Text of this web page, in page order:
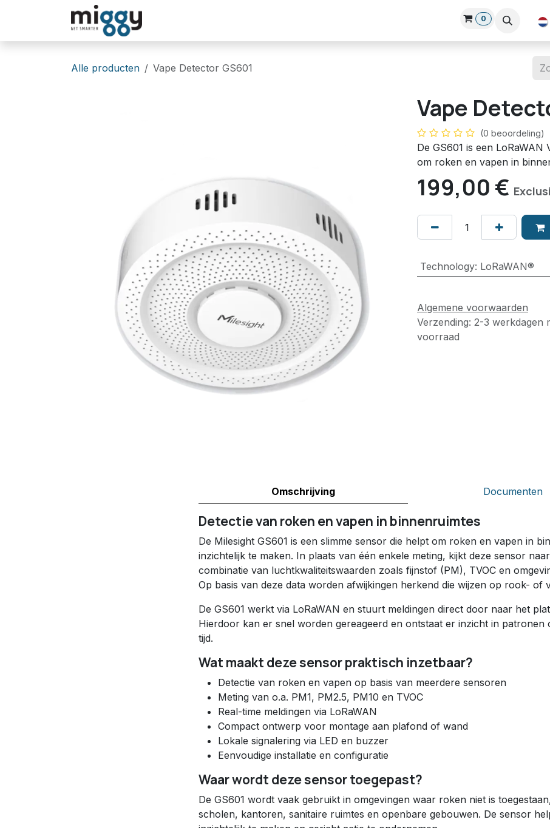
Overslaan naar inhoud
Login-hub
0
Alle producten Vape Detector GS601
Vape
(0 beoordeling)
De GS601 is een
om roken en vapen in
199,00 €
Technology: LoRaWAN®
Algemene voorwaarden
Verzending: 2-3 werkdagen
voorraad
Omschrijving Documenten
Detectie van roken en vapen in binnenruimtes
De Milesight GS601 is een slimme sensor die helpt om roken en vapen in
inzichtelijk te maken. In plaats van één enkele meting, kijkt deze sensor
combinatie van luchtkwaliteitswaarden zoals fijnstof (PM), TVOC en
Op basis van deze data worden afwijkingen herkend die wijzen op rook- of
De GS601 werkt via LoRaWAN en stuurt meldingen direct door naar het
Hierdoor kan er snel worden gereageerd en ontstaat er inzicht in patronen
tijd.
Wat maakt deze sensor praktisch inzetbaar?
Detectie van roken en vapen op basis van meerdere sensoren
Meting van o.a. PM1, PM2.5, PM10 en TVOC
Real-time meldingen via LoRaWAN
Compact ontwerp voor montage aan plafond of wand
Lokale signalering via LED en buzzer
Eenvoudige installatie en configuratie
Waar wordt deze sensor toegepast?
De GS601 wordt vaak gebruikt in omgevingen waar roken niet is
scholen, kantoren, sanitaire ruimtes en openbare gebouwen. De sensor